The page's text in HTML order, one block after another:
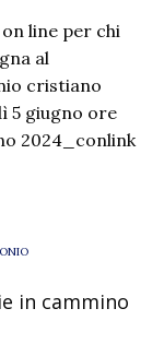
line per chi
al
cristiano
5 giugno ore
2024_conlink
in cammino